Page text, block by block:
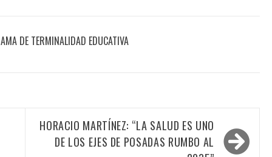
DE TERMINALIDAD EDUCATIVA
HORACIO MARTÍNEZ: “LA SALUD ES UNO
DE LOS EJES DE POSADAS RUMBO AL